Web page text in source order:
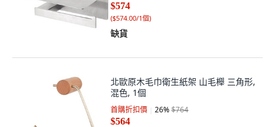
$574
($574.00/1個)
缺貨
北歐原木毛巾衛生紙架 山毛櫸 三角形,
混色, 1個
首購折扣價 26%$764
$564